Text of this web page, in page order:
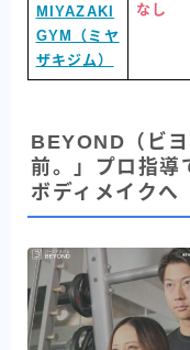
MIYAZAKI
GYM（ミヤ
ザキジム）
なし
BEYOND（ビ
前。」プロ指導
ボディメイクへ